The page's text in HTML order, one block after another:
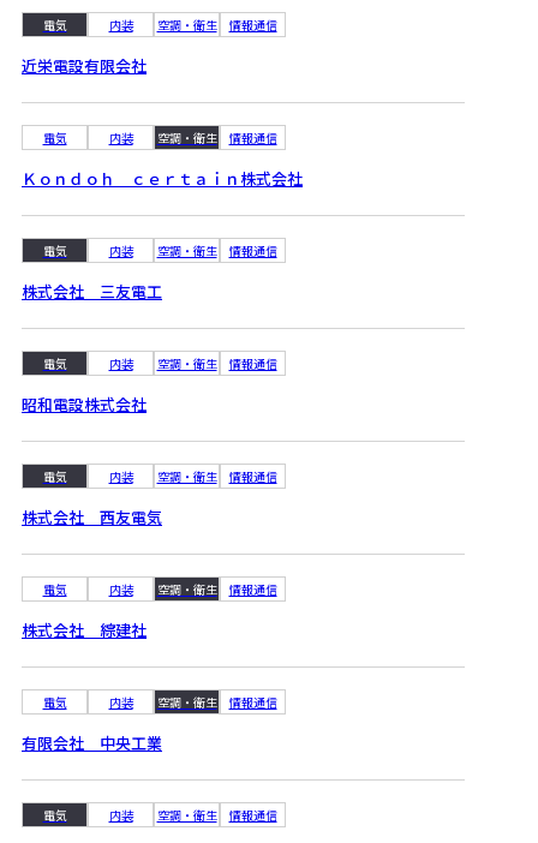
電気 内装 空調・衛生 情報通信
近栄電設有限会社
電気 内装 空調・衛生 情報通信
Ｋｏｎｄｏｈ ｃｅｒｔａｉｎ株式会社
電気 内装 空調・衛生 情報通信
株式会社 三友電工
電気 内装 空調・衛生 情報通信
昭和電設株式会社
電気 内装 空調・衛生 情報通信
株式会社 西友電気
電気 内装 空調・衛生 情報通信
株式会社 綜建社
電気 内装 空調・衛生 情報通信
有限会社 中央工業
電気 内装 空調・衛生 情報通信